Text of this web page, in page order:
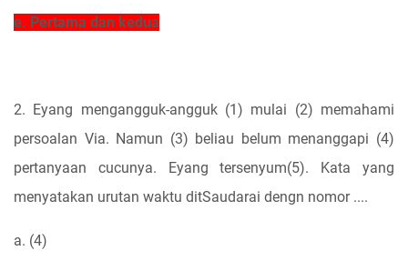
e. Pertama dan kedua
2. Eyang mengangguk-angguk (1) mulai (2) memahami
persoalan Via. Namun (3) beliau belum menanggapi (4)
pertanyaan cucunya. Eyang tersenyum(5). Kata yang
menyatakan urutan waktu ditSaudarai dengn nomor ....
a. (4)